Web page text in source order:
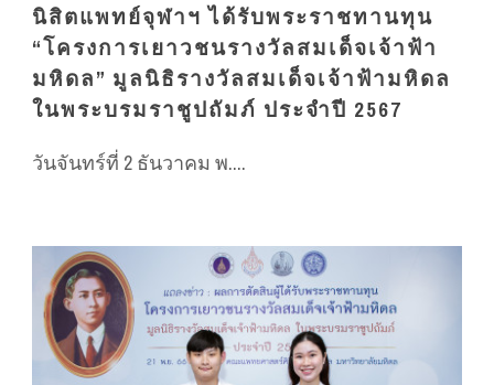
นิสิตแพทย์จุฬาฯ ได้รับพระราชทานทุน
“โครงการเยาวชนรางวัลสมเด็จเจ้าฟ้า
มหิดล” มูลนิธิรางวัลสมเด็จเจ้าฟ้ามหิดล
ในพระบรมราชูปถัมภ์ ประจำปี 2567
วันจันทร์ที่ 2 ธันวาคม พ....